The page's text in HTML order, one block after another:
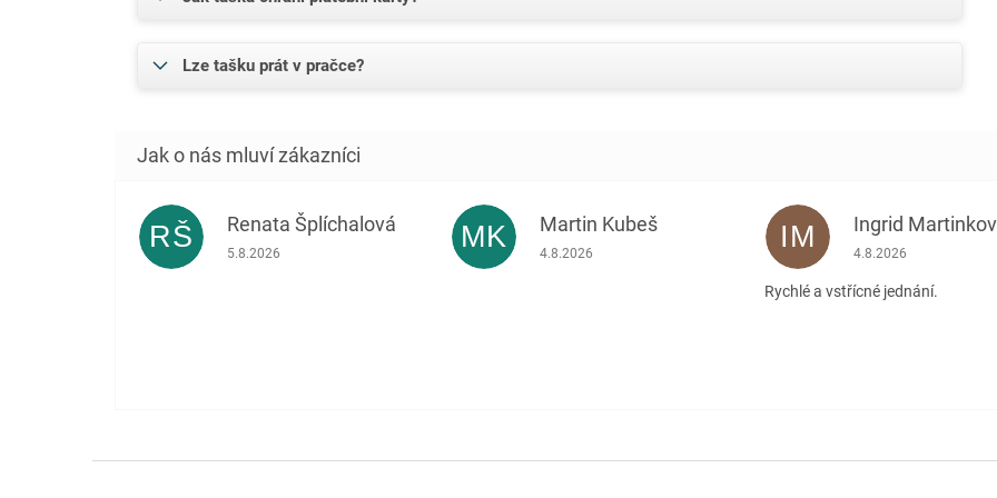
Lze tašku prát v pračce?
RŠ Renata Šplíchalová
Hodnocení obchodu je 5 z 5 hvězdiček.
5.8.2026 MK Martin Kubeš
Hodnocení obchodu je 5 z 5 hvězdiček.
4.8.2026 IM Ingrid
Hodnocení obchodu
4.8.2026
Rychlé a vstřícné jednání.